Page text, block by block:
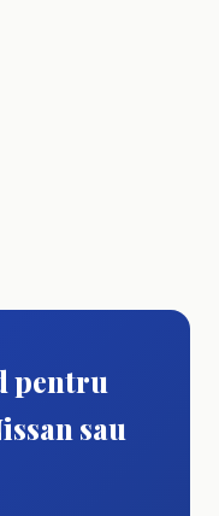
pentru
sau